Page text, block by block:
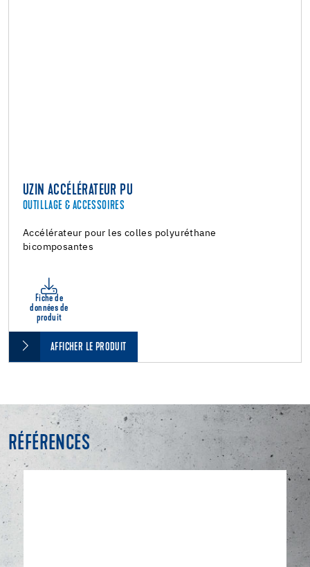
UZIN ACCÉLÉRATEUR PU
OUTILLAGE & ACCESSOIRES
Accélérateur pour les colles polyuréthane
bicomposantes
Fiche de
données de
produit
AFFICHER LE PRODUIT
RÉFÉRENCES